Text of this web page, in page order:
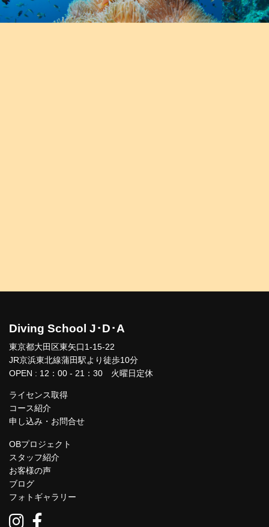
Diving School J･D･A
東京都大田区東矢口1-15-22
JR京浜東北線蒲田駅より徒歩10分
OPEN : 12：00 - 21：30 火曜日定休
ライセンス取得
コース紹介
申し込み・お問合せ
OBプロジェクト
スタッフ紹介
お客様の声
ブログ
フォトギャラリー